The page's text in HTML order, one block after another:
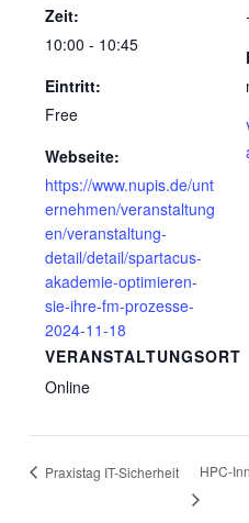
Zeit:
10:00 - 10:45
Eintritt:
Free
Webseite:
https://www.nupis.de/unt
ernehmen/veranstaltung
en/veranstaltung-
detail/detail/spartacus-
akademie-optimieren-
sie-ihre-fm-prozesse-
2024-11-18
VERANSTALTUNGSORT
Online
Praxistag IT-Sicherheit HPC-